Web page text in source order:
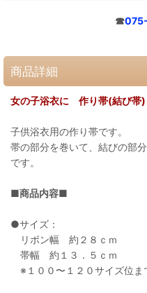
☎
商品詳細
女の子浴衣に 作り帯(結び帯)
子供浴衣用の作り帯です。
帯の部分を巻いて、結びの部
です。
■商品内容■
●サイズ：
リボン幅 約２８ｃｍ
帯幅 約１３．５ｃｍ
※１００〜１２０サイズ位ま